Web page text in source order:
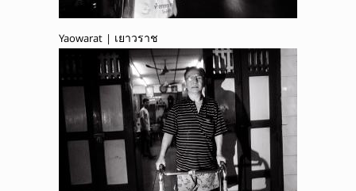
Yaowarat | เยาวราช